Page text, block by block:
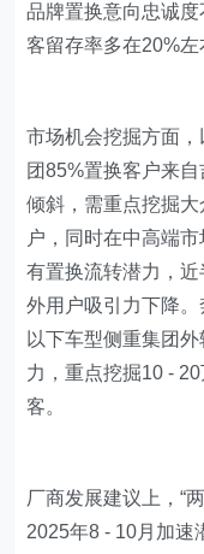
品牌置换意向忠诚
客留存率多在20%左
市场机会挖掘方面
团85%置换客户来
倾斜，需重点挖掘
户，同时在中高端
有置换流转潜力，
外用户吸引力下降。
以下车型侧重集团
力，重点挖掘10 -
客。
厂商发展建议上，“
2025年8 - 10月加速